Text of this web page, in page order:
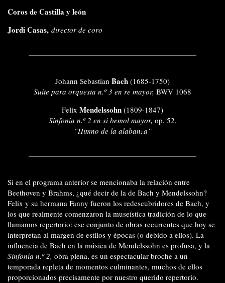
Coros de Castilla y león
Jordi Casas, director de coro
Johann Sebastian Bach (1685-1750)
Suite para orquesta n.º 3 en re mayor, BWV 1068
Felix Mendelssohn (1809-1847)
Sinfonía n.º 2 en si bemol mayor, op. 52,
“Himno de la alabanza”
Si en el programa anterior se mencionaba la relación entre
Beethoven y Brahms, ¿qué decir de la de Bach y Mendelssohn?
Felix y su hermana Fanny fueron los redescubridores de Bach, y
los que realmente comenzaron la museística tradición de lo que
llamamos repertorio: ese conjunto de obras recurrentes que hoy se
interpretan al margen de estilos y épocas (o debido a ellos). La
influencia de Bach en la música de Mendelssohn es profusa, y la
Sinfonía n.º 2, obra plena, es un espectacular broche a un
temporada repleta de momentos culminantes, muchos de ellos
proporcionados precisamente por nuestro querido repertorio.